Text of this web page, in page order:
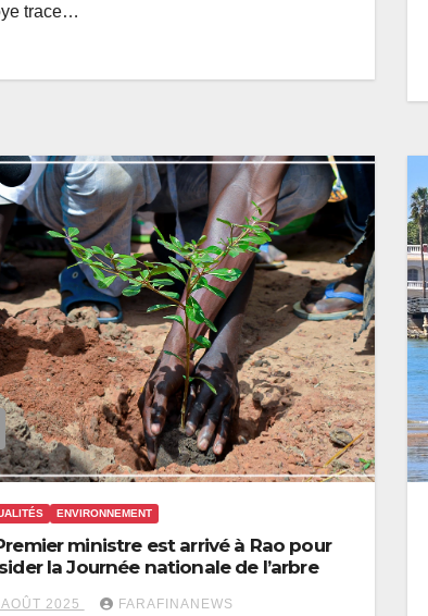
trace…
ENVIRONNEMENT
ministre est arrivé à Rao pour
la Journée nationale de l’arbre
2025 FARAFINANEWS